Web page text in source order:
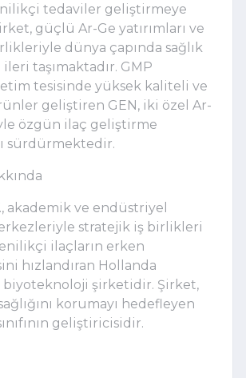
tedaviler geliştirmeye
güçlü Ar-Ge yatırımları ve
dünya çapında sağlık
taşımaktadır. GMP
tesisinde yüksek kaliteli ve
geliştiren GEN, iki özel Ar-
özgün ilaç geliştirme
sürdürmektedir.
akademik ve endüstriyel
stratejik iş birlikleri
ilaçların erken
hızlandıran Hollanda
şirketidir. Şirket,
korumayı hedefleyen
geliştiricisidir.